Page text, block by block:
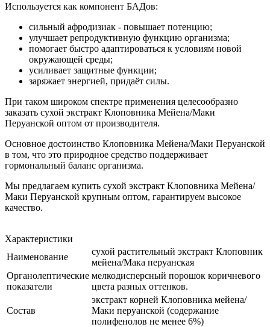
Используется как компонент БАДов:
сильный афродизиак - повышает потенцию;
улучшает репродуктивную функцию организма;
помогает быстро адаптироваться к условиям новой
окружающей среды;
усиливает защитные функции;
заряжает энергией, придаёт силы.
При таком широком спектре применения целесообразно
заказать сухой экстракт Клоповника Мейена/Маки
Перуанской оптом от производителя.
Основное достоинство Клоповника Мейена/Маки Перуанской
в том, что это природное средство поддерживает
гормональный баланс организма.
Мы предлагаем купить сухой экстракт Клоповника Мейена/
Маки Перуанской крупным оптом, гарантируем высокое
качество.
Характеристики
Наименование
сухой растительный экстракт Клоповник
мейена/Мака перуанская
Органолептические
показатели
мелкодисперсный порошок коричневого
цвета разных оттенков.
Состав
экстракт корней Клоповника мейена/
Маки перуанской (содержание
полифенолов не менее 6%)